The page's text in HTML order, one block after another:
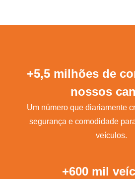
+5,5 milhões de
nossos
Um número que diariamente
segurança e comodidade
veículos.
+600 mil